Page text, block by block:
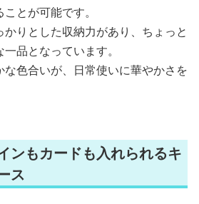
とが可能です。
りとした収納力があり、ちょっと
品となっています。
な色合いが、日常使いに華やかさを
ンもカードも入れられるキ
ス